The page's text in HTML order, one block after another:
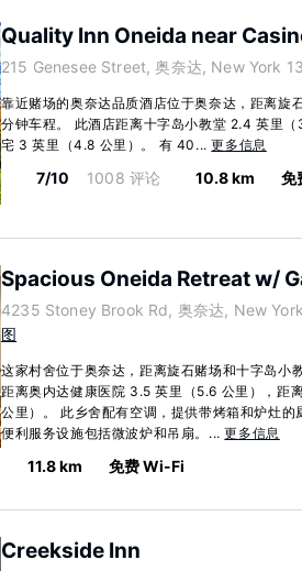
Quality Inn Oneida near
215 Genesee Street, 奥奈达, New York
靠近赌场的奥奈达品质酒店位于奥奈达，距离旋
分钟车程。 此酒店距离十字岛小教堂 2.4 英里
宅 3 英里（4.8 公里）。 有 40...更多信息
7/10 1008 评论 10.8 km 免
Spacious Oneida Retreat w/
4235 Stoney Brook Rd, 奥奈达, New
图
这家村舍位于奥奈达，距离旋石赌场和十字岛小
距离奥内达健康医院 3.5 英里（5.6 公里），距
公里）。 此乡舍配有空调，提供带烤箱和炉灶的
便利服务设施包括微波炉和吊扇。...更多信息
11.8 km 免费 Wi-Fi
Creekside Inn